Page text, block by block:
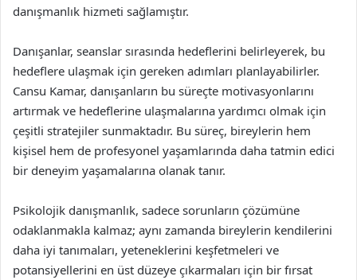
danışmanlık hizmeti sağlamıştır.
Danışanlar, seanslar sırasında hedeflerini belirleyerek, bu
hedeflere ulaşmak için gereken adımları planlayabilirler.
Cansu Kamar, danışanların bu süreçte motivasyonlarını
artırmak ve hedeflerine ulaşmalarına yardımcı olmak için
çeşitli stratejiler sunmaktadır. Bu süreç, bireylerin hem
kişisel hem de profesyonel yaşamlarında daha tatmin edici
bir deneyim yaşamalarına olanak tanır.
Psikolojik danışmanlık, sadece sorunların çözümüne
odaklanmakla kalmaz; aynı zamanda bireylerin kendilerini
daha iyi tanımaları, yeteneklerini keşfetmeleri ve
potansiyellerini en üst düzeye çıkarmaları için bir fırsat